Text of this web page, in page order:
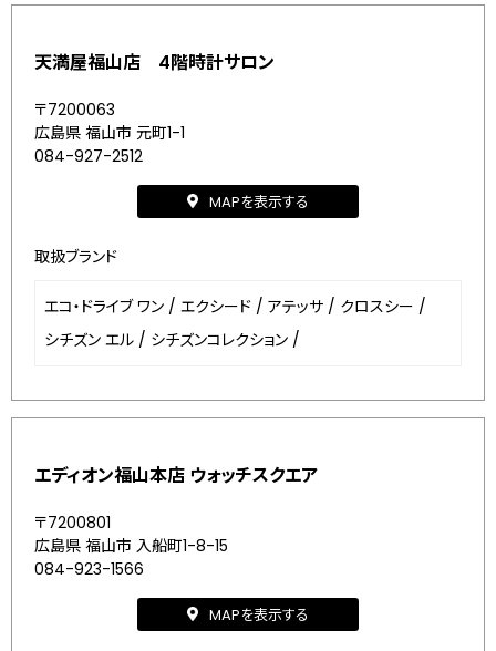
天満屋福山店 4階時計サロン
〒7200063
広島県 福山市 元町1-1
084-927-2512
MAPを表示する
取扱ブランド
エコ・ドライブ ワン / エクシード / アテッサ / クロスシー /
シチズン エル / シチズンコレクション /
エディオン福山本店 ウォッチスクエア
〒7200801
広島県 福山市 入船町1-8-15
084-923-1566
MAPを表示する